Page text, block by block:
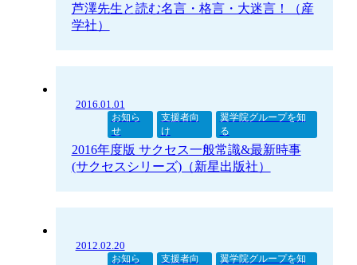
芦澤先生と読む名言・格言・大迷言！（産
学社）
2016.01.01
お知ら
せ
支援者向
け
翼学院グループを知
る
2016年度版 サクセス一般常識&最新時事
(サクセスシリーズ)（新星出版社）
2012.02.20
お知ら
支援者向
翼学院グループを知